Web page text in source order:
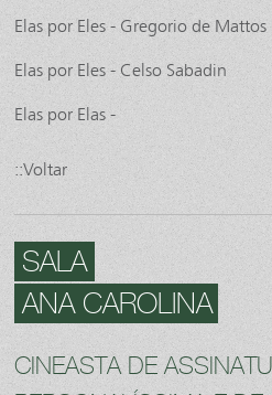
Elas por Eles - Gregorio de Mattos
Elas por Eles - Celso Sabadin
Elas por Elas -
::Voltar
SALA
ANA CAROLINA
CINEASTA DE